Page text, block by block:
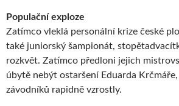
Populační exploze
Zatímco vleklá personální krize české
také juniorský šampionát,
rozkvět. Zatímco předloni jejich
úbytě nebýt ostaršení Eduarda
závodníků rapidně vzrostly.